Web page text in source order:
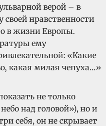
верой – в
своей нравственности
в жизни Европы.
ему
«Какие
какая милая чепуха…»
не только
над головой»), но и
себя, он не скрывает